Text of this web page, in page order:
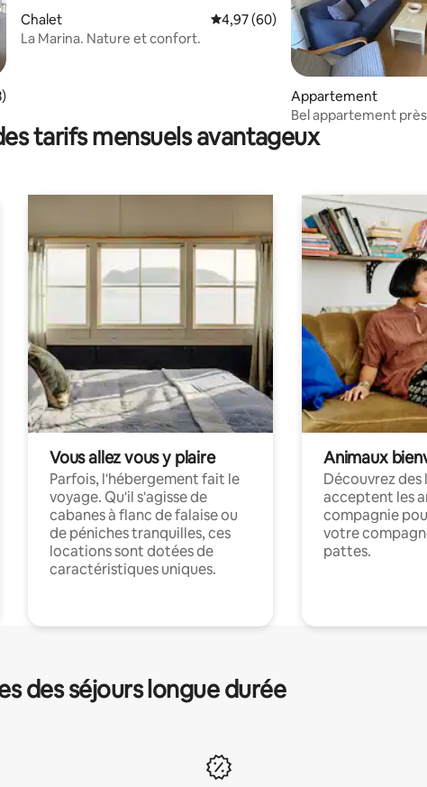
sur 5
moyenne sur la base de 23 commentaires : 5 sur 5
Chalet Évaluation moyenne sur la base
4,97 (60)
La Marina. Nature et confort.
Appartement
Bel appartement
tarifs mensuels avantageux
Vous allez vous y plaire
Parfois, l'hébergement fait le
voyage. Qu'il s'agisse de
cabanes à flanc de falaise ou
de péniches tranquilles, ces
locations sont dotées de
caractéristiques uniques.
Animaux
Découvrez
acceptent les
compagnie
votre
pattes.
des séjours longue durée